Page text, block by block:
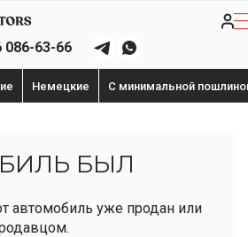
086-63-66
Немецкие С минимальной
БЫЛ
автомобиль уже продан или